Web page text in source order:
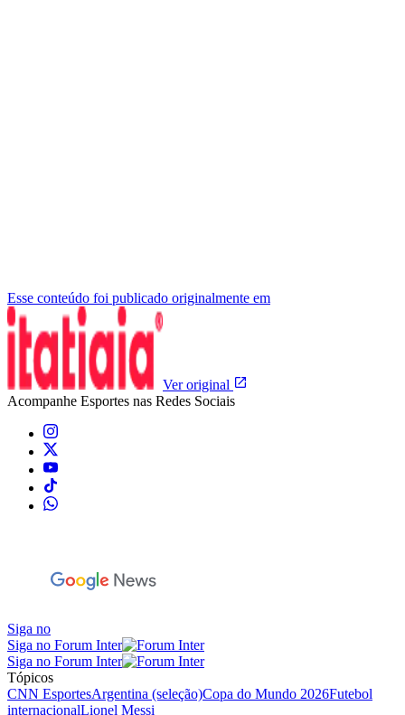
Esse conteúdo foi publicado originalmente em
Ver original
Acompanhe Esportes nas Redes Sociais
Siga no
Siga no Forum Inter
Siga no Forum Inter
Tópicos
CNN EsportesArgentina (seleção)Copa do Mundo 2026Futebol
internacionalLionel Messi